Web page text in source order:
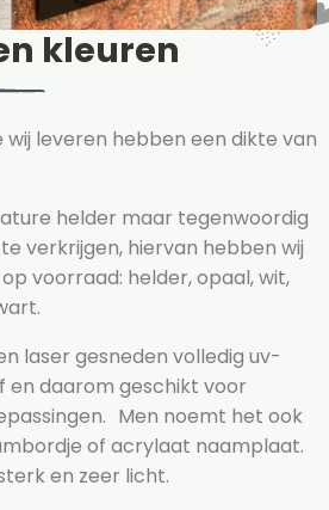
kleuren
leveren hebben een dikte van
helder maar tegenwoordig
verkrijgen, hiervan hebben wij
voorraad: helder, opaal, wit,
laser gesneden volledig uv-
en daarom geschikt voor
Men noemt het ook
of acrylaat naamplaat.
en zeer licht.